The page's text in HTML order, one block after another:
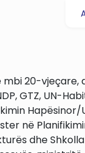
20-vjeçare,
GTZ, UN-
në
dhe